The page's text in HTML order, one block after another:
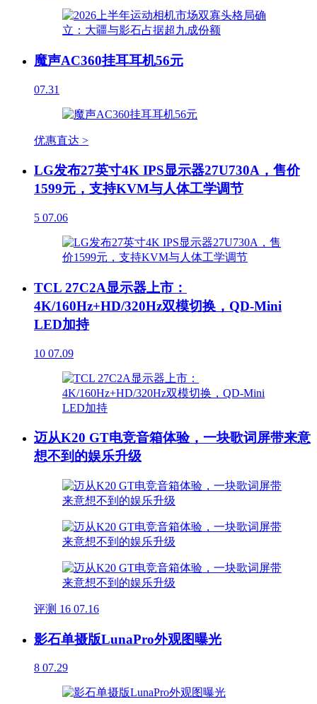
魔声AC360挂耳耳机56元
07.31
优惠直达 >
LG发布27英寸4K IPS显示器27U730A，售价
1599元，支持KVM与人体工学调节
5 07.06
TCL 27C2A显示器上市：
4K/160Hz+HD/320Hz双模切换，QD-Mini
LED加持
10 07.09
迈从K20 GT电竞音箱体验，一块歌词屏带来意
想不到的娱乐升级
评测 16 07.16
影石单摄版LunaPro外观图曝光
8 07.29